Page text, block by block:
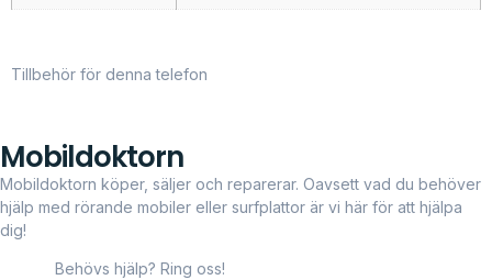
Tillbehör för denna telefon
Mobildoktorn
Mobildoktorn köper, säljer och reparerar. Oavsett vad du behöver
hjälp med rörande mobiler eller surfplattor är vi här för att hjälpa
dig!
Behövs hjälp? Ring oss!